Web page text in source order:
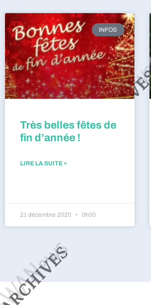
INFOS
Très belles fêtes de
fin d’année !
LIRE LA SUITE »
21 décembre 2020 0h00